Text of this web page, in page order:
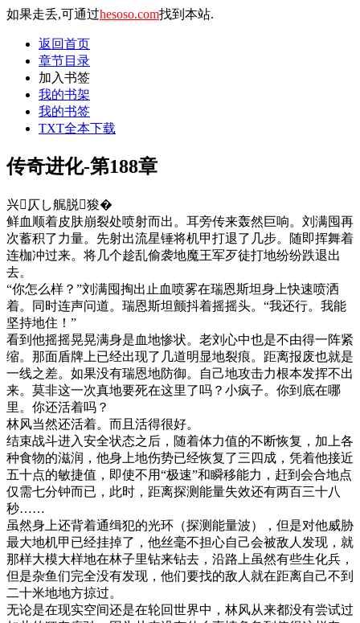
如果走丢,可通过hesoso.com找到本站.
返回首页
章节目录
加入书签
我的书架
我的书签
TXT全本下载
传奇进化-第188章
兴仄し艉脱狻�
鲜血顺着皮肤崩裂处喷射而出。耳旁传来轰然巨响。刘满囤再
次蓄积了力量。先射出流星锤将机甲打退了几步。随即挥舞着
连枷冲过来。将几个趁乱偷袭地魔王军歹徒打地纷纷跌退出
去。
“你怎么样？”刘满囤掏出止血喷雾在瑞恩斯坦身上快速喷洒
着。同时连声问道。瑞恩斯坦颤抖着摇摇头。“我还行。我能
坚持地住！”
看到他摇摇晃晃满身是血地惨状。老刘心中也是不由得一阵紧
缩。那面盾牌上已经出现了几道明显地裂痕。距离报废也就是
一线之差。如果没有瑞恩地防御。自己地攻击力根本发挥不出
来。莫非这一次真地要死在这里了吗？小疯子。你到底在哪
里。你还活着吗？
林风当然还活着。而且活得很好。
结束战斗进入安全状态之后，随着体力值的不断恢复，加上各
种食物的滋润，他身上地伤势已经恢复了三四成，凭着他接近
五十点的敏捷值，即使不用“极速”和瞬移能力，赶到会合地点
仅需七分钟而已，此时，距离探测能量失效还有两百三十八
秒……
虽然身上还背着通缉犯的光环（探测能量波），但是对他威胁
最大地机甲已经挂掉了，他丝毫不担心自己会被敌人发现，就
那样大模大样地在林子里钻来钻去，沿路上虽然有些生化兵，
但是杂鱼们完全没有发现，他们要找的敌人就在距离自己不到
二十米地地方掠过。
无论是在现实空间还是在轮回世界中，林风从来都没有尝试过